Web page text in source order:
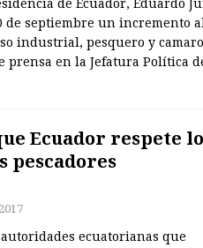
de Ecuador, Eduardo
de septiembre un incremento al
industrial, pesquero y
prensa en la Jefatura Política
Ecuador respete
pescadores
ecuatorianas que